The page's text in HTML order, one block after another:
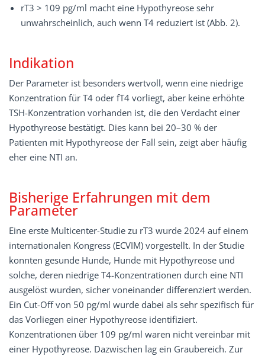
rT3 > 109 pg/ml macht eine Hypothyreose sehr
unwahrscheinlich, auch wenn T4 reduziert ist (Abb. 2).
Indikation
Der Parameter ist besonders wertvoll, wenn eine niedrige
Konzentration für T4 oder fT4 vorliegt, aber keine erhöhte
TSH-Konzentration vorhanden ist, die den Verdacht einer
Hypothyreose bestätigt. Dies kann bei 20–30 % der
Patienten mit Hypothyreose der Fall sein, zeigt aber häufig
eher eine NTI an.
Bisherige Erfahrungen mit dem
Parameter
Eine erste Multicenter-Studie zu rT3 wurde 2024 auf einem
internationalen Kongress (ECVIM) vorgestellt. In der Studie
konnten gesunde Hunde, Hunde mit Hypothyreose und
solche, deren niedrige T4-Konzentrationen durch eine NTI
ausgelöst wurden, sicher voneinander differenziert werden.
Ein Cut-Off von 50 pg/ml wurde dabei als sehr spezifisch für
das Vorliegen einer Hypothyreose identifiziert.
Konzentrationen über 109 pg/ml waren nicht vereinbar mit
einer Hypothyreose. Dazwischen lag ein Graubereich. Zur